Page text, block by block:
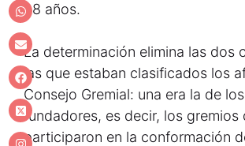
28 años.
La determinación elimina las dos
las que estaban clasificados los
Consejo Gremial: una era la de
fundadores, es decir, los gremios
participaron en la conformación